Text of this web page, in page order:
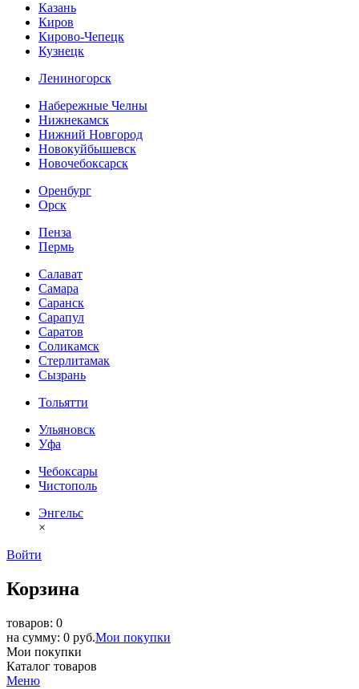
Казань
Киров
Кирово-Чепецк
Кузнецк
Лениногорск
Набережные Челны
Нижнекамск
Нижний Новгород
Новокуйбышевск
Новочебоксарск
Оренбург
Орск
Пенза
Пермь
Салават
Самара
Саранск
Сарапул
Саратов
Соликамск
Стерлитамак
Сызрань
Тольятти
Ульяновск
Уфа
Чебоксары
Чистополь
Энгельс
×
Войти
Корзина
товаров: 0
на сумму: 0 руб.Мои покупки
Мои покупки
Каталог товаров
Меню